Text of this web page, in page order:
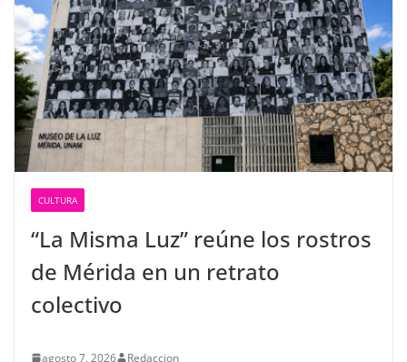
CULTURA
“La Misma Luz” reúne los rostros
de Mérida en un retrato
colectivo
agosto 7, 2026 Redaccion